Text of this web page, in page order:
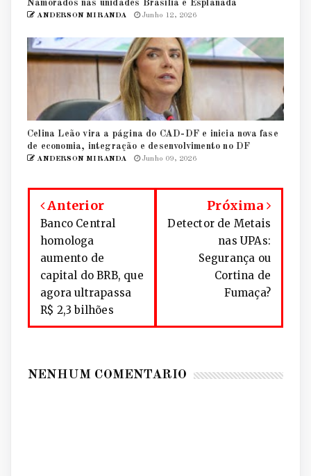
Namorados nas unidades Brasília e Esplanada
ANDERSON MIRANDA Junho 12, 2026
Celina Leão vira a página do CAD-DF e inicia nova fase
de economia, integração e desenvolvimento no DF
ANDERSON MIRANDA Junho 09, 2026
Anterior
Banco Central
homologa
aumento de
capital do BRB, que
agora ultrapassa
R$ 2,3 bilhões
Próxima
Detector de Metais
nas UPAs:
Segurança ou
Cortina de
Fumaça?
NENHUM COMENTÁRIO